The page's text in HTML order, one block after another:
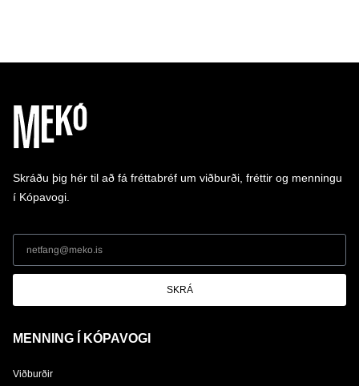
Skráðu þig hér til að fá fréttabréf um viðburði, fréttir og menningu
í Kópavogi.
SKRÁ
MENNING Í KÓPAVOGI
Viðburðir